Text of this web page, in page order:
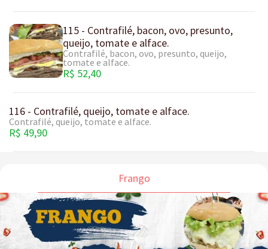
115 - Contrafilé, bacon, ovo, presunto,
queijo, tomate e alface.
Contrafilé, bacon, ovo, presunto, queijo,
tomate e alface.
R$ 52,40
116 - Contrafilé, queijo, tomate e alface.
Contrafilé, queijo, tomate e alface.
R$ 49,90
Frango